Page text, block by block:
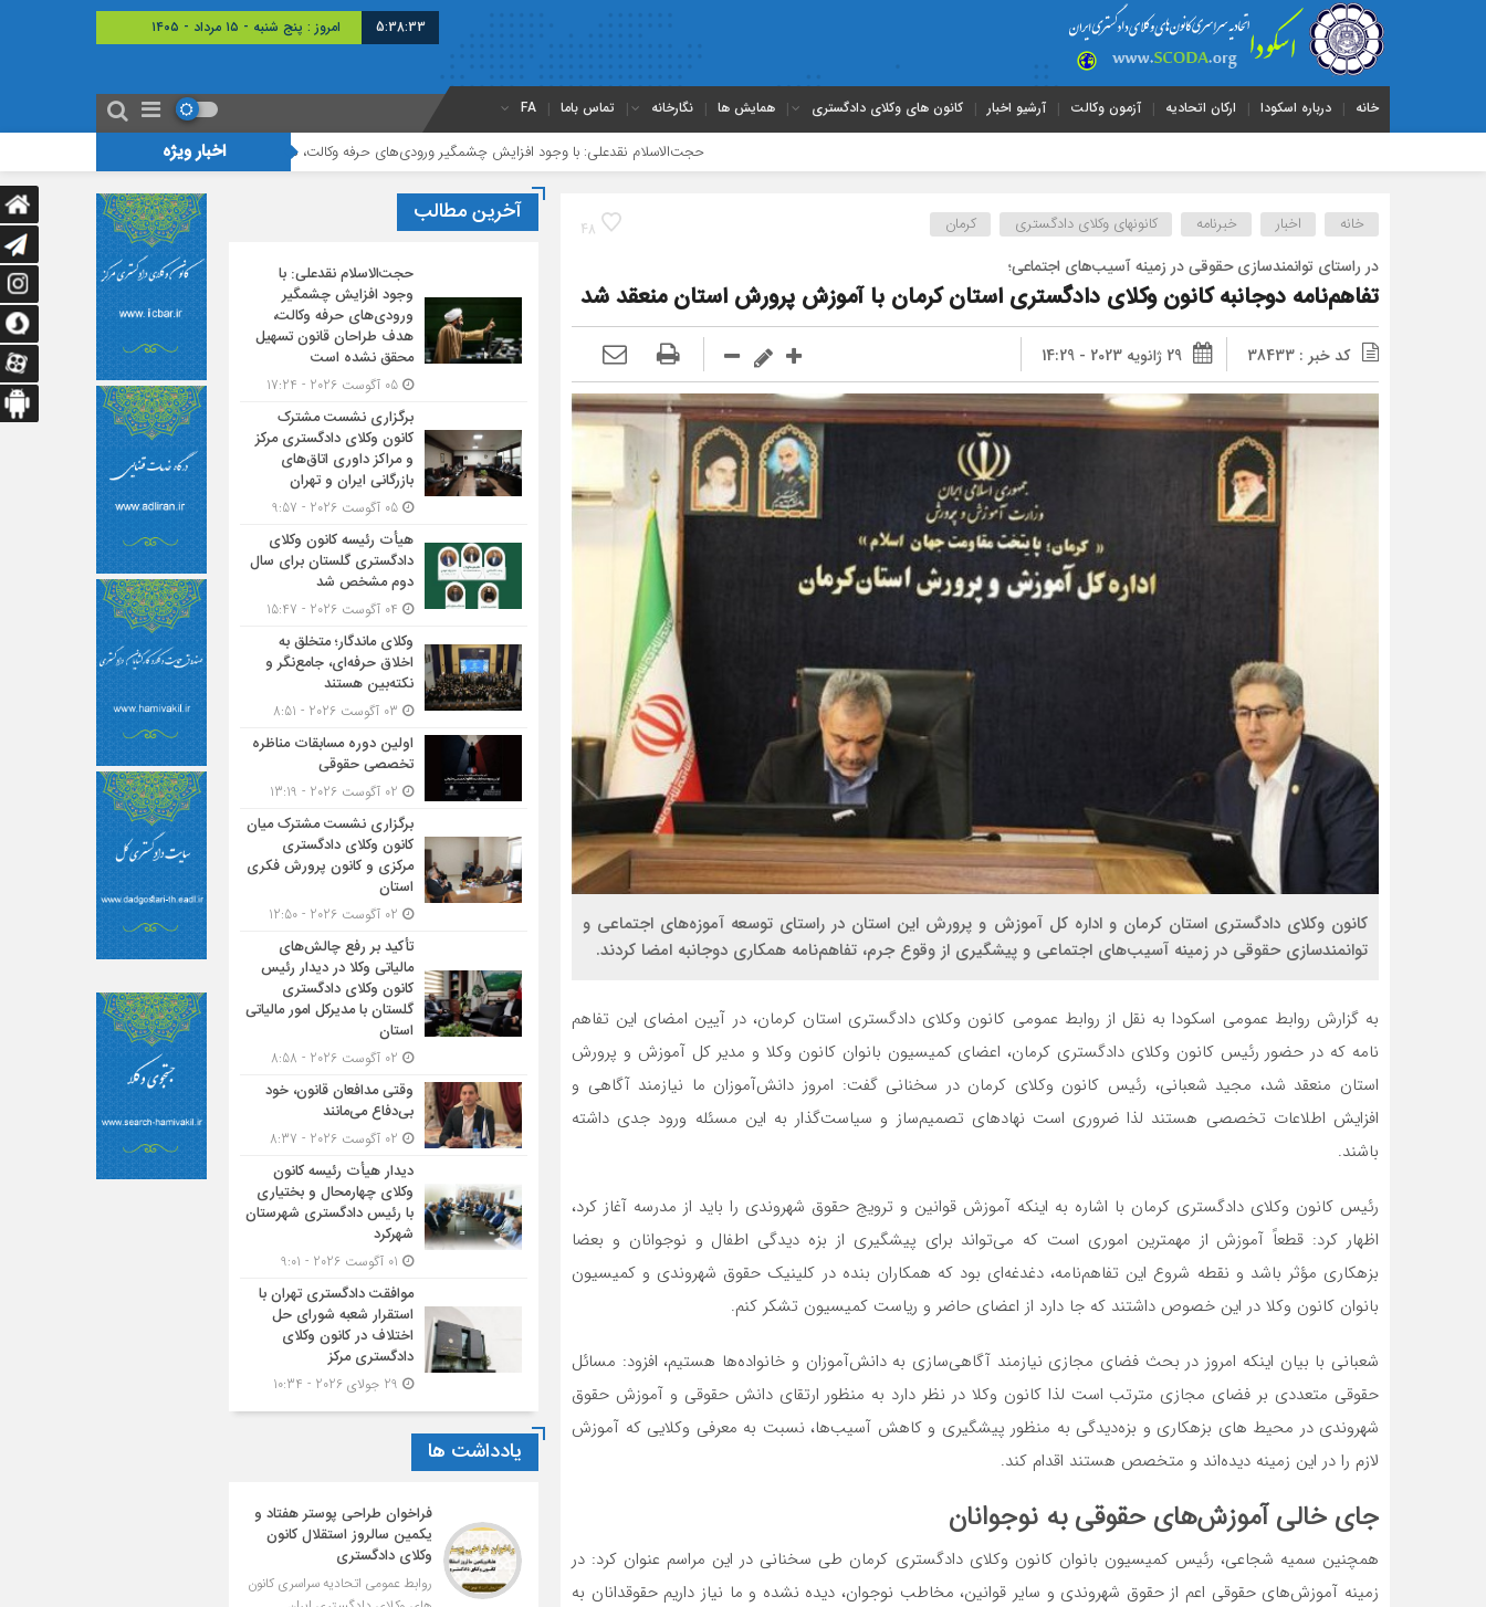
5:38:34 امروز : پنج شنبه - ۱۵ مرداد - ۱۴۰۵
خانه درباره اسکودا ارکان اتحادیه آزمون وکالت آرشیو اخبار کانون های وکلای دادگستری همایش ها نگارخانه تماس باما FA
اخبار ویژه
حجت‌الاسلام نقدعلی: با وجود افزایش چشمگیر ورودی‌های حرفه وکالت، هدف طراحان قانون تسهیل محقق نشده است
48 خانه اخبار خبرنامه کانونهای وکلای دادگستری کرمان
در راستای توانمندسازی حقوقی در زمینه آسیب‌های اجتماعی؛
تفاهم‌نامه دوجانبه کانون وکلای دادگستری استان کرمان با آموزش پرورش استان منعقد شد
کد خبر : 38433 29 ژانویه 2023 - 14:29
کانون وکلای دادگستری استان کرمان و اداره کل آموزش و پرورش این استان در راستای توسعه آموزه‌های اجتماعی و
توانمندسازی حقوقی در زمینه آسیب‌های اجتماعی و پیشگیری از وقوع جرم، تفاهم‌نامه همکاری دوجانبه امضا کردند.
به گزارش روابط عمومی اسکودا به نقل از روابط عمومی کانون وکلای دادگستری استان کرمان، در آیین امضای این تفاهم
نامه که در حضور رئیس کانون وکلای دادگستری کرمان، اعضای کمیسیون بانوان کانون وکلا و مدیر کل آموزش و پرورش
استان منعقد شد، مجید شعبانی، رئیس کانون وکلای کرمان در سخنانی گفت: امروز دانش‌آموزان ما نیازمند آگاهی و
افزایش اطلاعات تخصصی هستند لذا ضروری است نهادهای تصمیم‌ساز و سیاست‌گذار به این مسئله ورود جدی داشته
باشند.
رئیس کانون وکلای دادگستری کرمان با اشاره به اینکه آموزش قوانین و ترویج حقوق شهروندی را باید از مدرسه آغاز کرد،
اظهار کرد: قطعاً آموزش از مهمترین اموری است که می‌تواند برای پیشگیری از بزه دیدگی اطفال و نوجوانان و بعضا
بزهکاری مؤثر باشد و نقطه شروع این تفاهم‌نامه، دغدغه‌ای بود که همکاران بنده در کلینیک حقوق شهروندی و کمیسیون
بانوان کانون وکلا در این خصوص داشتند که جا دارد از اعضای حاضر و ریاست کمیسیون تشکر کنم.
شعبانی با بیان اینکه امروز در بحث فضای مجازی نیازمند آگاهی‌سازی به دانش‌آموزان و خانواده‌ها هستیم، افزود: مسائل
حقوقی متعددی بر فضای مجازی مترتب است لذا کانون وکلا در نظر دارد به ‌منظور ارتقای دانش حقوقی و آموزش حقوق
شهروندی در محیط های بزهکاری و بزه‌دیدگی به منظور پیشگیری و کاهش آسیب‌ها، نسبت به معرفی وکلایی که آموزش
لازم را در این زمینه دیده‌اند و متخصص هستند اقدام کند.
جای خالی آموزش‌های حقوقی به نوجوانان
همچنین سمیه شجاعی، رئیس کمیسیون بانوان کانون وکلای دادگستری کرمان طی سخنانی در این مراسم عنوان کرد: در
زمینه آموز‌ش‌های حقوقی اعم از حقوق شهروندی و سایر قوانین، مخاطب نوجوان، دیده نشده و ما نیاز داریم حقوقدانان به
آخرین مطالب
حجت‌الاسلام نقدعلی: با
وجود افزایش چشمگیر
ورودی‌های حرفه وکالت،
هدف طراحان قانون تسهیل
محقق نشده است
برگزاری نشست مشترک
کانون وکلای دادگستری مرکز
و مراکز داوری اتاق‌های
بازرگانی ایران و تهران
هیأت ‌رئیسه کانون وکلای
دادگستری گلستان برای سال
دوم مشخص شد
وکلای ماندگار؛ متخلق به
اخلاق حرفه‌ای، جامع‌نگر و
نکته‌بین هستند
اولین دوره مسابقات مناظره
تخصصی حقوقی
برگزاری نشست مشترک میان
کانون وکلای دادگستری
مرکزی و کانون پرورش فکری
استان
تأکید بر رفع چالش‌های
مالیاتی وکلا در دیدار رئیس
کانون وکلای دادگستری
گلستان با مدیرکل امور مالیاتی
استان
وقتی مدافعان قانون، خود
بی‌دفاع می‌مانند
دیدار هیأت رئیسه کانون
وکلای چهارمحال و بختیاری
با رئیس دادگستری شهرستان
شهرکرد
موافقت دادگستری تهران با
استقرار شعبه شورای حل
اختلاف در کانون وکلای
دادگستری مرکز
یادداشت ها
فراخوان طراحی پوستر هفتاد و
یکمین سالروز استقلال کانون
وکلای دادگستری
روابط عمومی اتحادیه سراسری کانون